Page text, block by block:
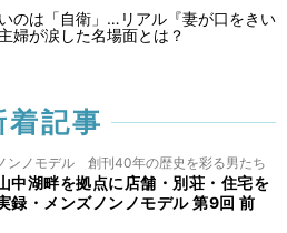
のは「自衛」…リアル『妻が口をきい
婦が涙した名場面とは？
着記事
ンノモデル 創刊40年の歴史を彩る男たち
湖畔を拠点に店舗・別荘・住宅を
録・メンズノンノモデル 第9回 前